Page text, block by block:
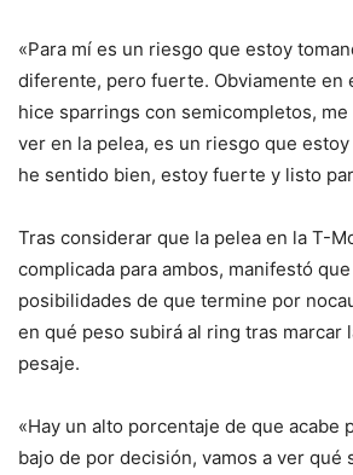
«Para mí es un riesgo que estoy
diferente, pero fuerte. Obviamente en
hice sparrings con semicompletos,
ver en la pelea, es un riesgo que
he sentido bien, estoy fuerte y listo
Tras considerar que la pelea en la T-
complicada para ambos, manifestó
posibilidades de que termine por
en qué peso subirá al ring tras marcar
pesaje.
«Hay un alto porcentaje de que acabe
bajo de por decisión, vamos a ver qué